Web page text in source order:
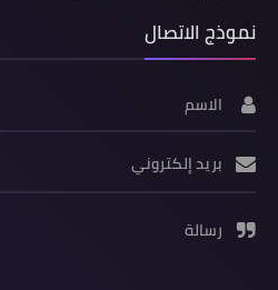
نموذج الاتصال
الاسم
بريد إلكتروني
رسالة